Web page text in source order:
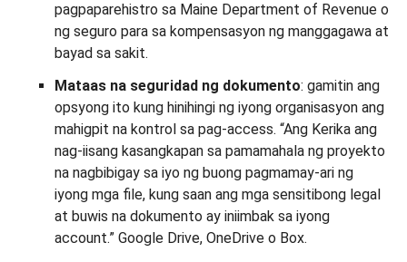
pagpaparehistro sa Maine Department of Revenue o
ng seguro para sa kompensasyon ng manggagawa at
bayad sa sakit.
Mataas na seguridad ng dokumento: gamitin ang
opsyong ito kung hinihingi ng iyong organisasyon ang
mahigpit na kontrol sa pag-access. “Ang Kerika ang
nag-iisang kasangkapan sa pamamahala ng proyekto
na nagbibigay sa iyo ng buong pagmamay-ari ng
iyong mga file, kung saan ang mga sensitibong legal
at buwis na dokumento ay iniimbak sa iyong
account.” Google Drive, OneDrive o Box.